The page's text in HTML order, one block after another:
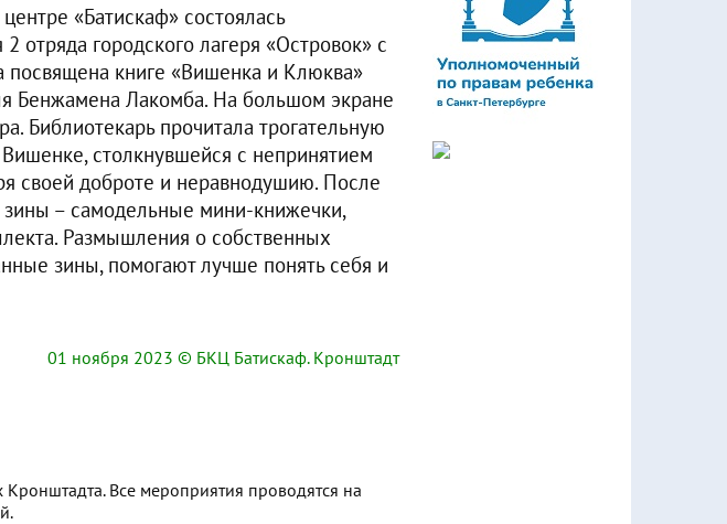
«Батискаф» состоялась
отряда городского лагеря «Островок» с
книге «Вишенка и Клюква»
Бенжамена Лакомба. На большом экране
Библиотекарь прочитала трогательную
столкнувшейся с непринятием
своей доброте и неравнодушию. После
– самодельные мини-книжечки,
Размышления о собственных
зины, помогают лучше понять себя и
01 ноября 2023 © БКЦ Батискаф. Кронштадт
Все мероприятия проводятся на